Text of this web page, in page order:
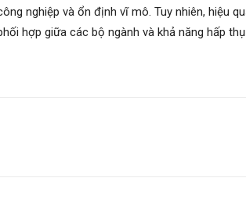
nghiệp và ổn định vĩ mô. Tuy nhiên, hiệu
hợp giữa các bộ ngành và khả năng hấp